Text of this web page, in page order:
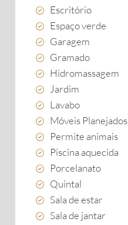
Escritório
Espaço verde
Garagem
Gramado
Hidromassagem
Jardim
Lavabo
Móveis Planejados
Permite animais
Piscina aquecida
Porcelanato
Quintal
Sala de estar
Sala de jantar